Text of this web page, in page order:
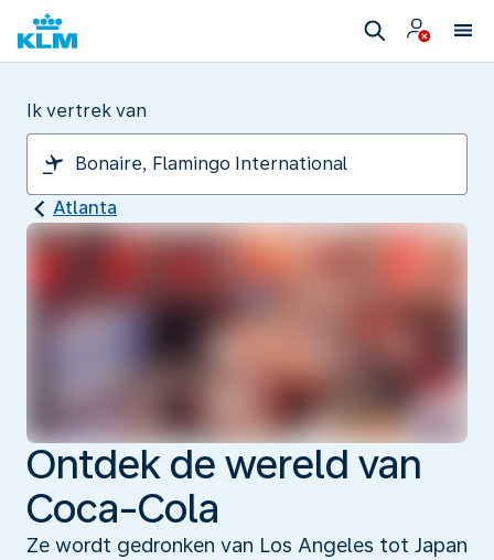
Ik vertrek van
Atlanta
Ontdek de wereld van
Coca-Cola
Ze wordt gedronken van Los Angeles tot Japan